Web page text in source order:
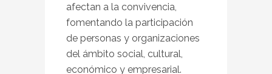
afectan a la convivencia,
fomentando la participación
de personas y organizaciones
del ámbito social, cultural,
económico y empresarial.